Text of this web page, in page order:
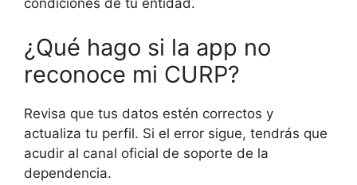
condiciones de tu entidad.
¿Qué hago si la app no
reconoce mi CURP?
Revisa que tus datos estén correctos y
actualiza tu perfil. Si el error sigue, tendrás que
acudir al canal oficial de soporte de la
dependencia.